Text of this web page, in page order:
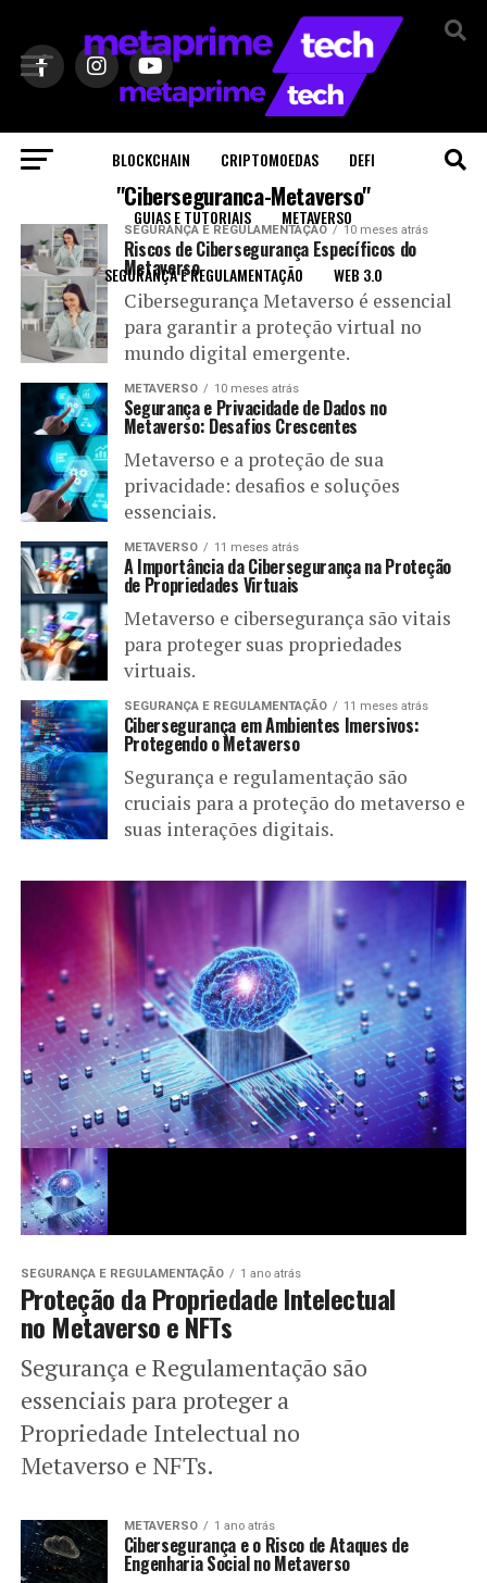
BLOCKCHAIN CRIPTOMOEDAS DEFI
GUIAS E TUTORIAIS METAVERSO
SEGURANÇA E REGULAMENTAÇÃO WEB 3.0
Todas as postagens marcadas com
"Ciberseguranca-Metaverso"
SEGURANÇA E REGULAMENTAÇÃO 10 meses atrás
Riscos de Cibersegurança Específicos do
Metaverso
Cibersegurança Metaverso é essencial
para garantir a proteção virtual no
mundo digital emergente.
METAVERSO 10 meses atrás
Segurança e Privacidade de Dados no
Metaverso: Desafios Crescentes
Metaverso e a proteção de sua
privacidade: desafios e soluções
essenciais.
METAVERSO 11 meses atrás
A Importância da Cibersegurança na Proteção
de Propriedades Virtuais
Metaverso e cibersegurança são vitais
para proteger suas propriedades
virtuais.
SEGURANÇA E REGULAMENTAÇÃO 11 meses atrás
Cibersegurança em Ambientes Imersivos:
Protegendo o Metaverso
Segurança e regulamentação são
cruciais para a proteção do metaverso e
suas interações digitais.
SEGURANÇA E REGULAMENTAÇÃO 1 ano atrás
Proteção da Propriedade Intelectual
no Metaverso e NFTs
Segurança e Regulamentação são
essenciais para proteger a
Propriedade Intelectual no
Metaverso e NFTs.
METAVERSO 1 ano atrás
Cibersegurança e o Risco de Ataques de
Engenharia Social no Metaverso
Sair da versão mobile